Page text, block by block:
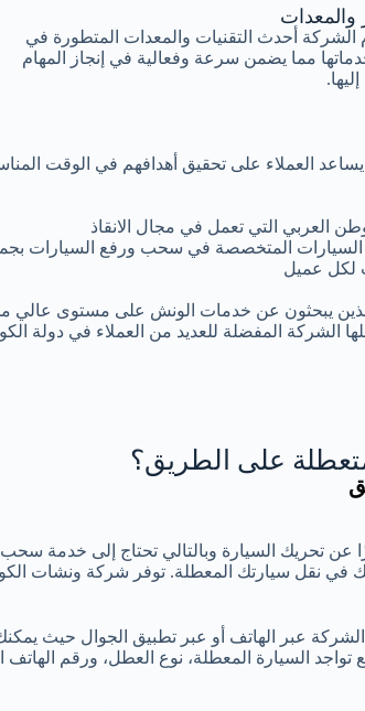
والمعدات
الشركة أحدث التقنيات والمعدات المتطورة في
مما يضمن سرعة وفعالية في إنجاز المهام
يساعد العملاء على تحقيق أهدافهم في الوقت
العربي التي تعمل في مجال الانقاذ
المتخصصة في سحب ورفع السيارات
لكل عميل
يبحثون عن خدمات الونش على مستوى عالي من
الشركة المفضلة للعديد من العملاء في دولة
على الطريق؟
تحريك السيارة وبالتالي تحتاج إلى خدمة
في نقل سيارتك المعطلة. توفر شركة ونشات
عبر الهاتف أو عبر تطبيق الجوال حيث
السيارة المعطلة، نوع العطل، ورقم